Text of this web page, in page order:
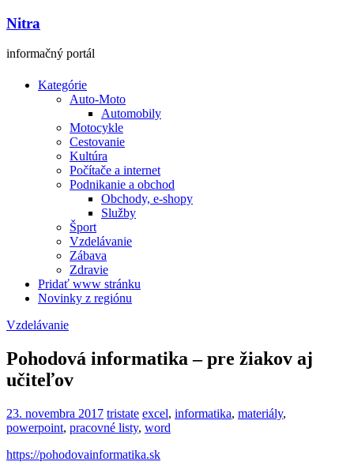
Nitra
informačný portál
Kategórie
Auto-Moto
Automobily
Motocykle
Cestovanie
Kultúra
Počítače a internet
Podnikanie a obchod
Obchody, e-shopy
Služby
Šport
Vzdelávanie
Zábava
Zdravie
Pridať www stránku
Novinky z regiónu
Vzdelávanie
Pohodová informatika – pre žiakov aj
učiteľov
23. novembra 2017 tristate excel, informatika, materiály,
powerpoint, pracovné listy, word
https://pohodovainformatika.sk